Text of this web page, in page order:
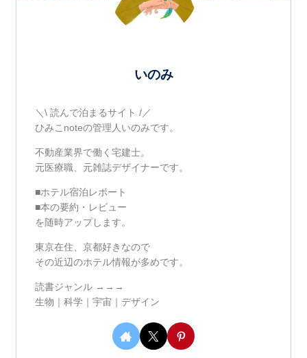
いのみ
＼\ 読んで泊まるサイト /／
ひみこnoteの管理人いのみです。
不動産業界で働く宅建士。
元医療職、元雑誌デザイナーです。
■ホテル宿泊レポート
■本の要約・レビュー
を随時アップします。
東京在住、京都好きなので
その近辺のホテル情報が多めです。
読書ジャンル →→→
生物｜科学｜宇宙｜デザイン